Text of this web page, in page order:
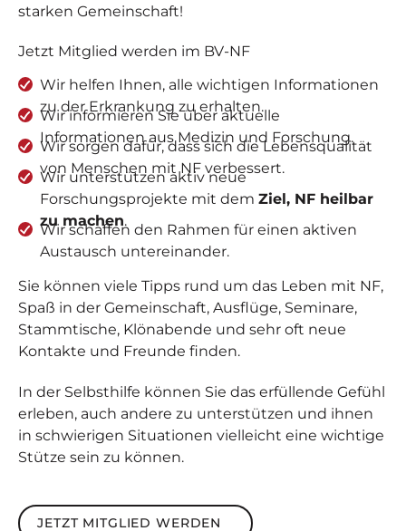
starken Gemeinschaft!
Jetzt Mitglied werden im BV-NF
Wir helfen Ihnen, alle wichtigen Informationen
zu der Erkrankung zu erhalten.
Wir informieren Sie über aktuelle
Informationen aus Medizin und Forschung.
Wir sorgen dafür, dass sich die Lebensqualität
von Menschen mit NF verbessert.
Wir unterstützen aktiv neue
Forschungsprojekte mit dem Ziel, NF heilbar
zu machen.
Wir schaffen den Rahmen für einen aktiven
Austausch untereinander.
Sie können viele Tipps rund um das Leben mit NF,
Spaß in der Gemeinschaft, Ausflüge, Seminare,
Stammtische, Klönabende und sehr oft neue
Kontakte und Freunde finden.
In der Selbsthilfe können Sie das erfüllende Gefühl
erleben, auch andere zu unterstützen und ihnen
in schwierigen Situationen vielleicht eine wichtige
Stütze sein zu können.
Jetzt Mitglied werden
JETZT MITGLIED WERDEN